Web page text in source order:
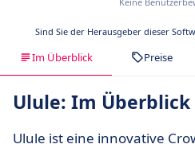
Sind Sie der Herausgeber dieser
Im Überblick Preise
Ulule: Im Überblick
Ulule ist eine innovative